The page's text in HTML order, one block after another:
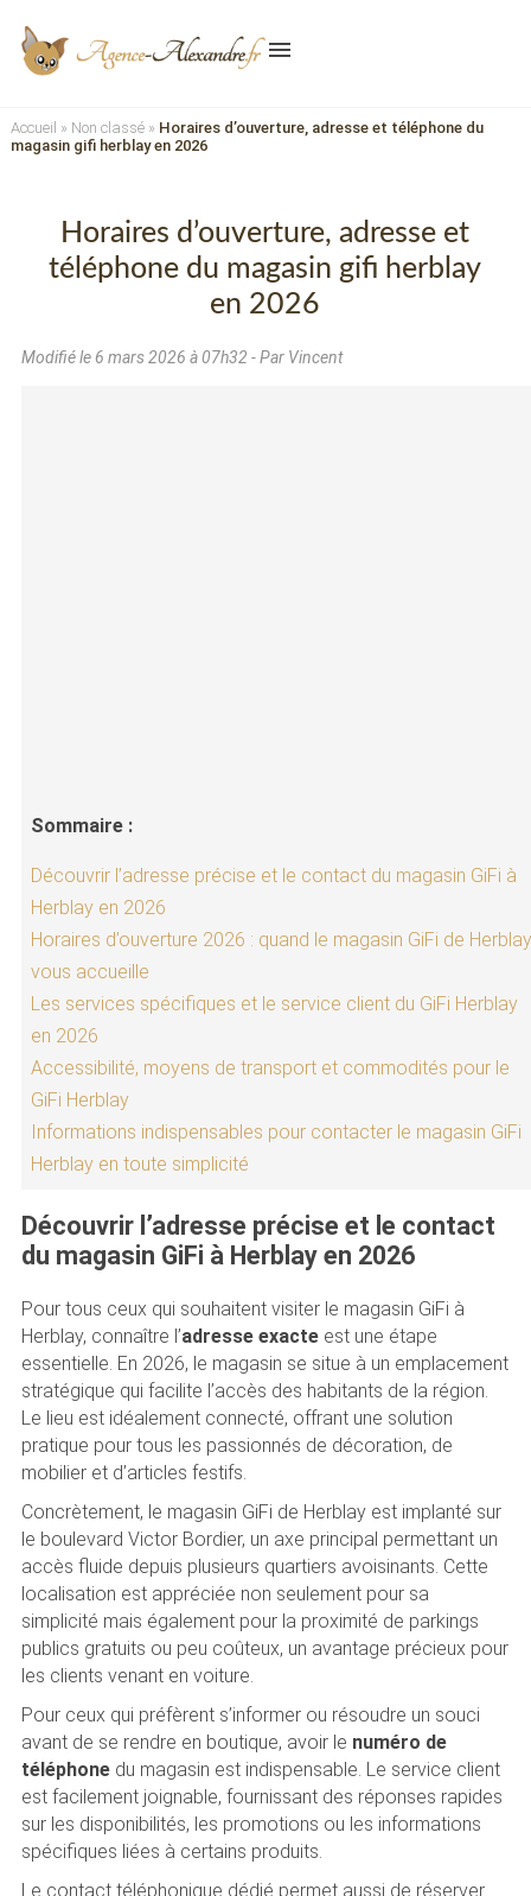
menu
Accueil » Non classé» Horaires d’ouverture, adresse et téléphone du
magasin gifi herblay en 2026
Horaires d’ouverture, adresse et
téléphone du magasin gifi herblay
en 2026
Modifié le 6 mars 2026 à 07h32 - Par Vincent
Sommaire :
Découvrir l’adresse précise et le contact du magasin GiFi à
Herblay en 2026
Horaires d’ouverture 2026 : quand le magasin GiFi de Herblay
vous accueille
Les services spécifiques et le service client du GiFi Herblay
en 2026
Accessibilité, moyens de transport et commodités pour le
GiFi Herblay
Informations indispensables pour contacter le magasin GiFi
Herblay en toute simplicité
Découvrir l’adresse précise et le contact
du magasin GiFi à Herblay en 2026
Pour tous ceux qui souhaitent visiter le magasin GiFi à
Herblay, connaître l’adresse exacteest une étape
essentielle. En 2026, le magasin se situe à un emplacement
stratégique qui facilite l’accès des habitants de la région.
Le lieu est idéalement connecté, offrant une solution
pratique pour tous les passionnés de décoration, de
mobilier et d’articles festifs.
Concrètement, le magasin GiFi de Herblay est implanté sur
le boulevard Victor Bordier, un axe principal permettant un
accès fluide depuis plusieurs quartiers avoisinants. Cette
localisation est appréciée non seulement pour sa
simplicité mais également pour la proximité de parkings
publics gratuits ou peu coûteux, un avantage précieux pour
les clients venant en voiture.
Pour ceux qui préfèrent s’informer ou résoudre un souci
avant de se rendre en boutique, avoir le numéro de
téléphonedu magasin est indispensable. Le service client
est facilement joignable, fournissant des réponses rapides
sur les disponibilités, les promotions ou les informations
spécifiques liées à certains produits.
Le contact téléphonique dédié permet aussi de réserver